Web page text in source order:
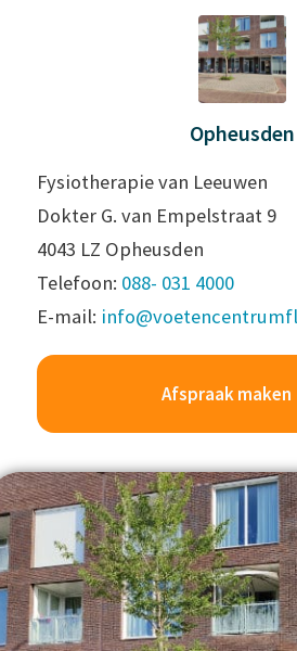
Opheusden
Fysiotherapie van Leeuwen
Dokter G. van Empelstraat 9
4043 LZ Opheusden
Telefoon: 088- 031 4000
E-mail:
Afspraak maken